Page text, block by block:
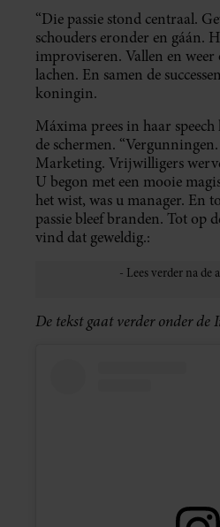
“Die passie stond centraal.
schouders eronder en gáán.
improviseren. Vallen en
lachen. En samen de
koningin.
Máxima prees in haar
de schermen.
Marketing. Vrijwilligers
U begon met een mooie
het wist, was u manager. En
passie bleef branden. Tot op
vind dat geweldig.:
De tekst gaat verder onder de